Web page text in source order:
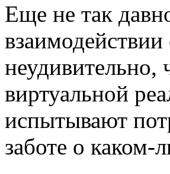
Еще не так
неудивительно,
виртуальной
испытывают
заботе о